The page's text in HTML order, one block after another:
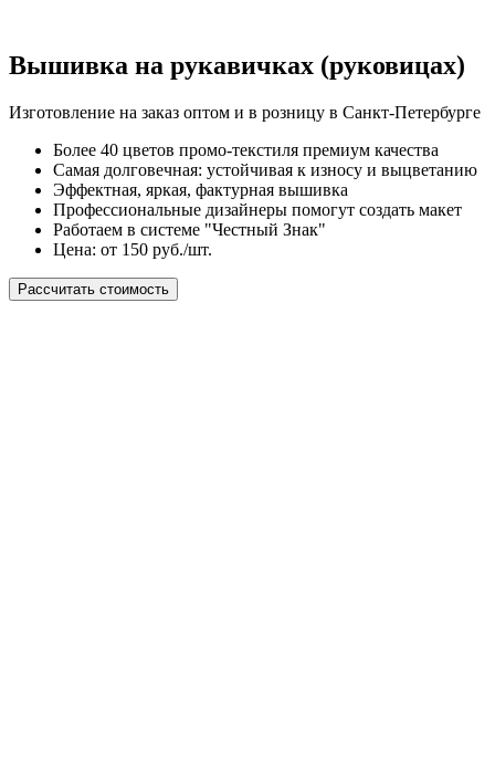
Вышивка на рукавичках (руковицах)
Изготовление на заказ оптом и в розницу в Санкт-Петербурге
Более 40 цветов промо-текстиля премиум качества
Самая долговечная: устойчивая к износу и выцветанию
Эффектная, яркая, фактурная вышивка
Профессиональные дизайнеры помогут создать макет
Работаем в системе "Честный Знак"
Цена: от 150 руб./шт.
Рассчитать стоимость